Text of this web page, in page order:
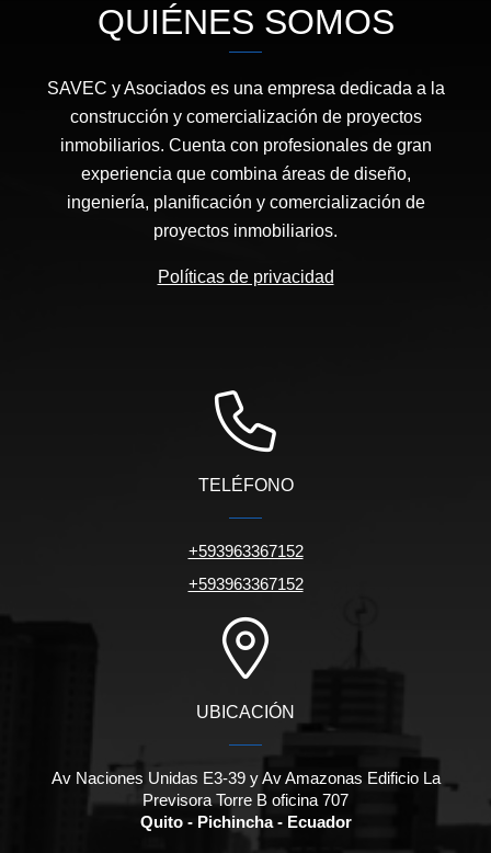
QUIÉNES SOMOS
SAVEC y Asociados es una empresa dedicada a la
construcción y comercialización de proyectos
inmobiliarios. Cuenta con profesionales de gran
experiencia que combina áreas de diseño,
ingeniería, planificación y comercialización de
proyectos inmobiliarios.
Políticas de privacidad
TELÉFONO
+593963367152
+593963367152
UBICACIÓN
Av Naciones Unidas E3-39 y Av Amazonas Edificio La
Previsora Torre B oficina 707
Quito - Pichincha - Ecuador